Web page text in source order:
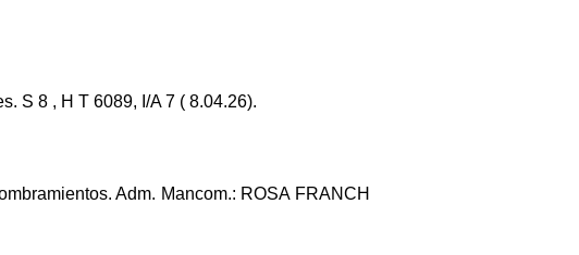
S 8 , H T 6089, I/A 7 ( 8.04.26).
Adm. Mancom.: ROSA FRANCH